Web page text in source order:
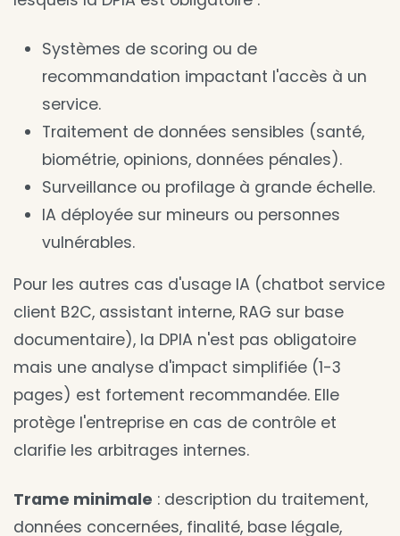
Systèmes de scoring ou de
recommandation impactant l'accès à un
service.
Traitement de données sensibles (santé,
biométrie, opinions, données pénales).
Surveillance ou profilage à grande échelle.
IA déployée sur mineurs ou personnes
vulnérables.
Pour les autres cas d'usage IA (chatbot service
client B2C, assistant interne, RAG sur base
documentaire), la DPIA n'est pas obligatoire
mais une analyse d'impact simplifiée (1-3
pages) est fortement recommandée. Elle
protège l'entreprise en cas de contrôle et
clarifie les arbitrages internes.
Trame minimale : description du traitement,
données concernées, finalité, base légale,